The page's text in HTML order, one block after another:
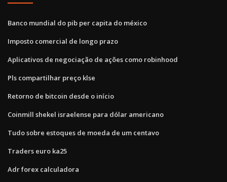
Banco mundial do pib per capita do méxico
Imposto comercial de longo prazo
Aplicativos de negociação de ações como robinhood
Pls compartilhar preço klse
Retorno de bitcoin desde o início
Coinmill shekel israelense para dólar americano
Tudo sobre estoques de moeda de um centavo
Traders euro ka25
Adr forex calculadora